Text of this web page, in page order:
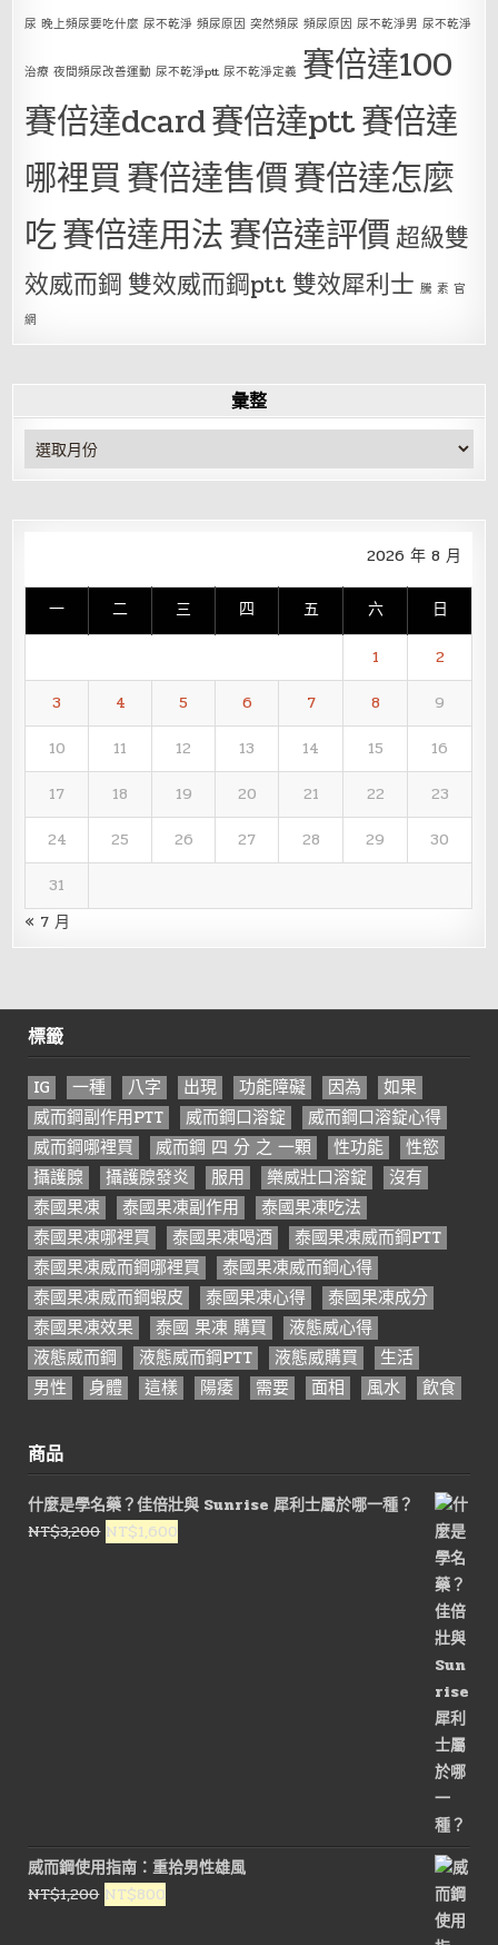
尿 晚上頻尿要吃什麼 尿不乾淨 頻尿原因 突然頻尿 頻尿原因 尿不乾淨男 尿不乾淨
治療 夜間頻尿改善運動 尿不乾淨ptt 尿不乾淨定義 賽倍達100
賽倍達dcard賽倍達ptt賽倍達
哪裡買賽倍達售價賽倍達怎麼
吃賽倍達用法賽倍達評價超級雙
效威而鋼 雙效威而鋼ptt 雙效犀利士 騰 素 官
網
彙整
彙
整
2026 年 8 月
一 二 三 四 五 六 日
1
2
3
4 5 6 7 8
9
10
11 12 13 14 15
16
17
18 19 20 21 22
23
24
25 26 27 28 29
30
31
« 7 月
標籤
IG 一種 八字 出現 功能障礙 因為
如果
威而鋼副作用PTT
威而鋼口溶錠
威而鋼口溶錠心得
威而鋼哪裡買
威而鋼 四 分 之 一顆 性功能
性慾
攝護腺
攝護腺發炎 服用 樂威壯口溶錠
沒有
泰國果凍
泰國果凍副作用
泰國果凍吃法
泰國果凍哪裡買
泰國果凍喝酒
泰國果凍威而鋼PTT
泰國果凍威而鋼哪裡買
泰國果凍威而鋼心得
泰國果凍威而鋼蝦皮
泰國果凍心得
泰國果凍成分
泰國果凍效果
泰國 果凍 購買
液態威心得
液態威而鋼
液態威而鋼PTT 液態威購買
生活
男性
身體 這樣 陽痿 需要 面相 風水 飲食
商品
什麼是學名藥？佳倍壯與 Sunrise 犀利士屬於哪一種？
NT$3,200 原
NT$1,600
威而鋼使用指南：重拾男性雄風
NT$1,200 原
NT$800